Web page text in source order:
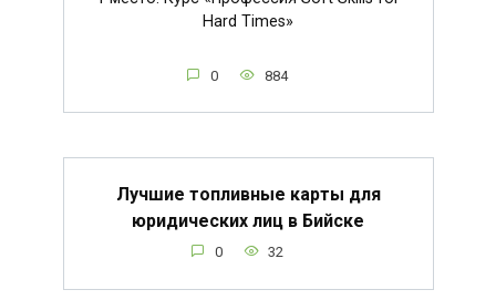
Hard Times»
0 884
Лучшие топливные карты для
юридических лиц в Бийске
0 32